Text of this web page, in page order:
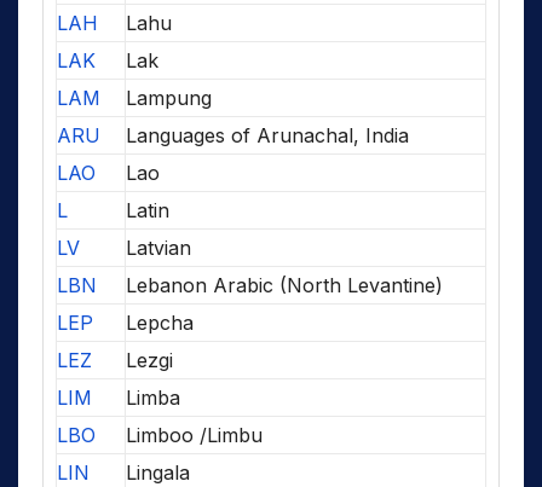
LAH
Lahu
LAK
Lak
LAM
Lampung
ARU
Languages of Arunachal, India
LAO
Lao
L
Latin
LV
Latvian
LBN
Lebanon Arabic (North Levantine)
LEP
Lepcha
LEZ
Lezgi
LIM
Limba
LBO
Limboo /Limbu
LIN
Lingala